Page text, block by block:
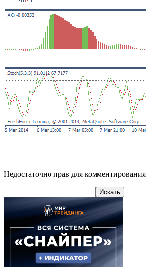
Недостаточно прав для комментирования